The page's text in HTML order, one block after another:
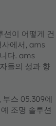
션이 어떻게 건
사에서, ams
다. ams
들의 성과 향
스 05.309에
조명 솔루션